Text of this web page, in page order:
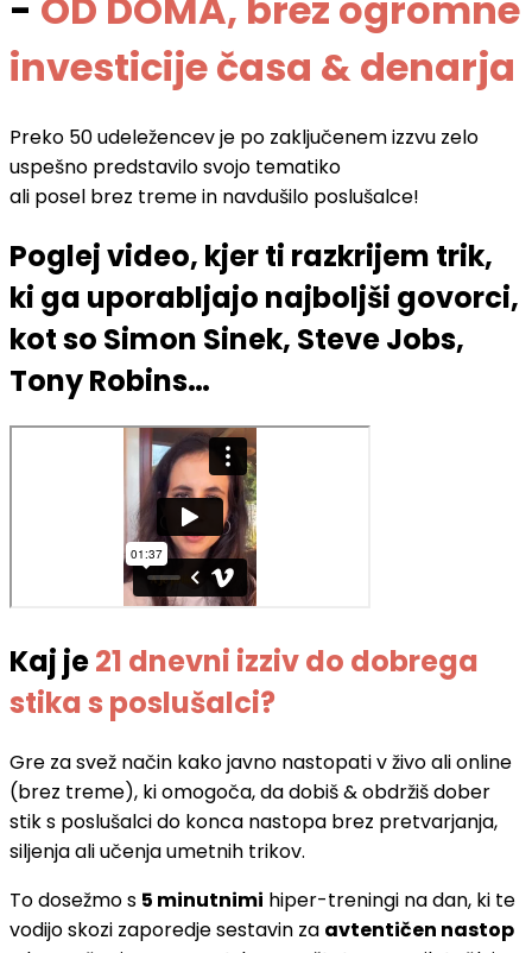
investicije časa & denarja
Preko 50 udeležencev je po zaključenem izzvu zelo
uspešno predstavilo svojo tematiko
ali posel brez treme in navdušilo poslušalce!
Poglej video, kjer ti razkrijem trik,
ki ga uporabljajo najboljši govorci,
kot so Simon Sinek, Steve Jobs,
Tony Robins…
Kaj je21 dnevni izziv do dobrega
stika s poslušalci?
Gre za svež način kako javno nastopati v živo ali online
(brez treme), ki omogoča, da dobiš & obdržiš dober
stik s poslušalci do konca nastopa brez pretvarjanja,
siljenja ali učenja umetnih trikov.
To dosežmo s 5 minutnimi hiper-treningi na dan, ki te
vodijo skozi zaporedje sestavin za avtentičen nastop